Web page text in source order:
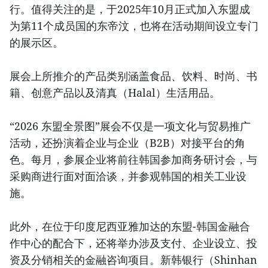
行。值得关注的是，于2025年10月正式加入东盟成
为第11个成员国的东帝汶，也将在活动期间设立专门
的展示区。
展会上所推介的产品类别涵盖食品、饮料、时尚、书
籍、创意产品以及清真（Halal）生活用品。
“2026 东盟全景图”展会不仅是一项文化与贸易推广
活动，还扮演着企业与企业（B2B）对接平台的角
色。每月，参展企业将前往韩国参加商务研讨会，与
采购商进行面对面洽谈，并参观韩国的相关工业设
施。
此外，在位于印度尼西亚雅加达的东盟-韩国金融合
作中心的配合下，还将举办涉及支付、企业设立、投
资及分销相关的金融咨询项目。新韩银行（Shinhan